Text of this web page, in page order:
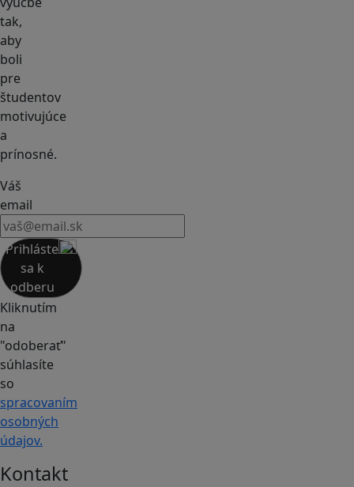
tak,
aby
boli
pre
študentov
motivujúce
a
prínosné.
Váš
email
Prihláste
sa k
odberu
Kliknutím
na
"odoberať"
súhlasíte
so
spracovaním
osobných
údajov.
Kontakt